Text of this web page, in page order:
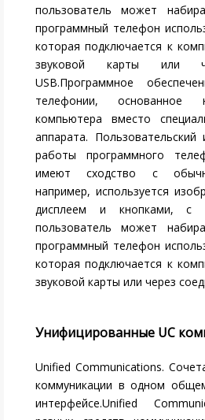
пользователь может
программный телефон
которая подключается к
звуковой карты или
USB.Программное
телефонии, основанное
компьютера вместо
аппарата.
работы программного
имеют сходство с
например, используется
дисплеем и кнопками, с
пользователь может
программный телефон
которая подключается к
звуковой карты или через
Унифицированные UC
Unified Communications.
коммуникации в одном
интерфейсе.Unified